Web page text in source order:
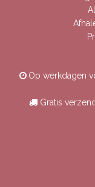
Op werkdagen
Gratis